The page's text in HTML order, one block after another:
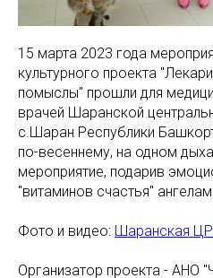
15 марта 2023 года
культурного проекта
помыслы" прошли для
врачей Шаранской
с.Шаран Республики
по-весеннему, на одном
мероприятие, подарив
"витаминов счастья"
Фото и видео: Шаранская
Организатор проекта - АНО